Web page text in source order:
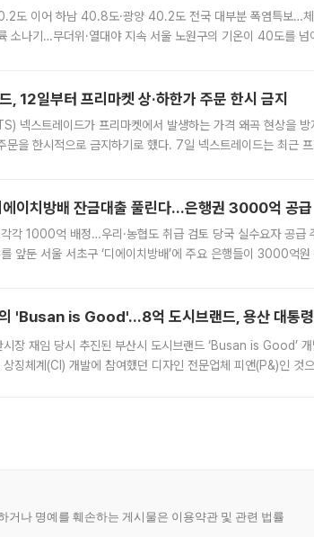
도 이어 하남 40.8도·광양 40.2도 전국 대부분 폭염특보…
소나기…무더위·열대야 지속 서울 노원구의 기온이 40도를
, 12일부터 프리마켓 상·하한가 주문 한시 금지
넥스트레이드가 프리마켓에서 발생하는 가격 왜곡 현상을
문을 한시적으로 금지하기로 했다. 7일 넥스트레이드는 최근
이치방배 잔금대출 풀린다…은행권 3000억 공급
각각 1000억 배정…우리·농협도 취급 검토 당국 실수요자 공급
앞둔 서울 서초구 ‘디에이치방배’에 주요 은행들이 3000억
'Busan is Good'…8억 도시브랜드, 용산 대통령
시장 재임 당시 추진된 부산시 도시브랜드 ‘Busan is Good’
상징체계(CI) 개발에 참여했던 디자인 전문업체 피앤(P&)인 것